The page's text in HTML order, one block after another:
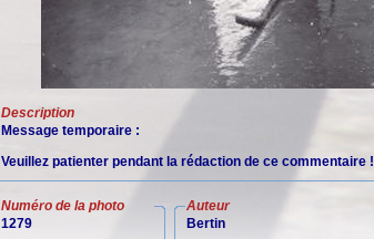
Description
Message temporaire :
Veuillez patienter pendant la rédaction de ce commentaire !
Numéro de la photo
1279
Auteur
Bertin